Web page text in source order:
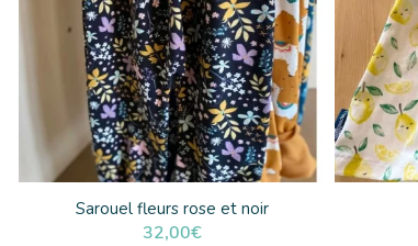
Sarouel fleurs rose et noir
32,00€